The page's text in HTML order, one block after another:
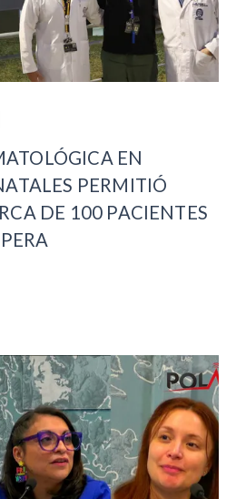
EN
PERMITIÓ
DE 100 PACIENTES